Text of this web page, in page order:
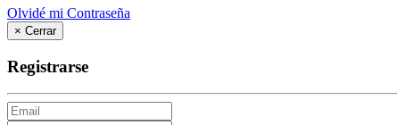
Olvidé mi Contraseña
× Cerrar
Registrarse